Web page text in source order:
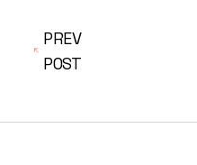
PREV
POST